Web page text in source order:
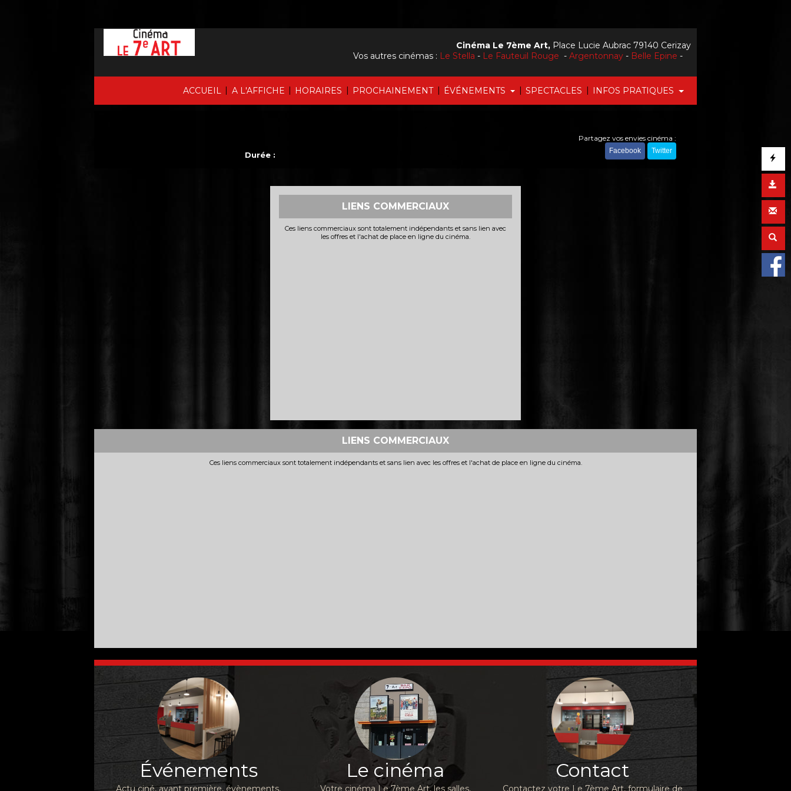
ACCUEIL | A L'AFFICHE | HORAIRES | PROCHAINEMENT | ÉVÉNEMENTS | SPECTACLES | INFOS PRATIQUES
Cinéma Le 7ème Art, Place Lucie Aubrac 79140 Cerizay
Vos autres cinémas : Le Stella - Le Fauteuil Rouge - Argentonnay - Belle Epine -
Durée :
Partagez vos envies cinéma :
Facebook Twitter
LIENS COMMERCIAUX
Ces liens commerciaux sont totalement indépendants et sans lien avec
les offres et l'achat de place en ligne du cinéma.
LIENS COMMERCIAUX
Ces liens commerciaux sont totalement indépendants et sans lien avec les offres et l'achat de place en ligne du cinéma.
Événements
Actu ciné, avant première, évènements,
Le cinéma
Votre cinéma Le 7ème Art, les salles,
Contact
Contactez votre Le 7ème Art, formulaire de